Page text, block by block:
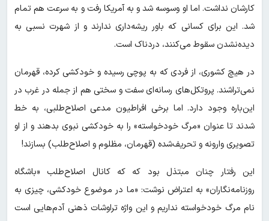
کارشان نداشت. اما او وسوسه شد و به آمریکا رفت و به سرعت هم تمام
شد. این برای کسانی که باور ریشه‌داری ندارند و از شهرت نسبی به
دیده‌نشدن سقوط می‌کنند، دردناک است.
در هیچ کشوری، از فردی که به پوچی رسیده و خودکشی کرده، قهرمان
نمی‌تراشند. پروتکل‌های رسانه‌ای سفت و سختی هم از جمله در غرب در
این‌باره وجود دارد. اما برخی افراطیون مدعی اصلاح‌طلبی، به خط
شدند تا عنوان «مرگ خودخواسته» را به خودکشی نبوی بدهند و از او
تصویری وارونه و تحریف‌شده (قهرمان، مظلوم و اصلاح‌طلب) بسازند!
این رفتار چنان مبتذل بود که که کانال اصلاح‌طلب «باشگاه
روزنامه‌نگاران» به اعتراض نوشت: «ما در موضوع خودکشی، چیزی به
نام مرگ خودخواسته نداریم و این واژه تراوشات ذهنی آدم‌هایی است